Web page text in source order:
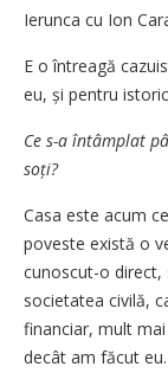
Ierunca cu Ion
E o întreagă
eu, și pentru
Ce s-a întâmplat
soți?
Casa este acum
poveste există o
cunoscut-o direct,
societatea civilă,
financiar, mult
decât am făcut